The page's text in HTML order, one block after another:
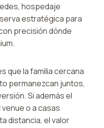
hospedaje
estratégica para
precisión dónde
que la familia cercana
permanezcan juntos,
Si además el
o a casas
distancia, el valor